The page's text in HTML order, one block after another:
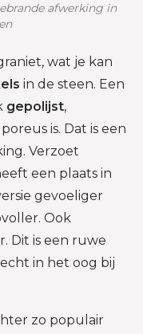
afwerking in
wat je kan
in de steen. Een
gepolijst,
is. Dat is een
Verzoet
een plaats in
gevoeliger
Ook
Dit is een ruwe
in het oog bij
zo populair